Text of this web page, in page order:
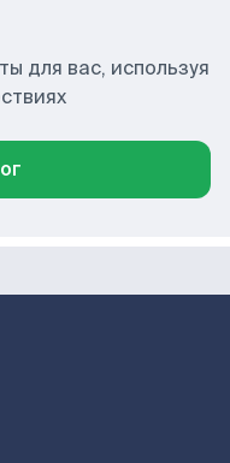
для вас, используя